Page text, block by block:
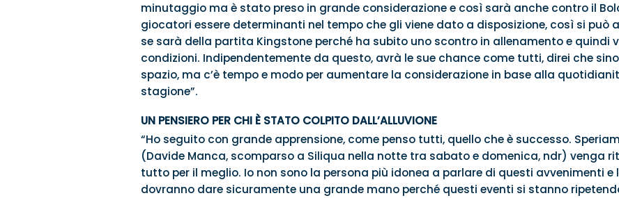
minutaggio ma è stato preso in grande considerazione e così sarà anche contro il
giocatori essere determinanti nel tempo che gli viene dato a disposizione, così si può
se sarà della partita Kingstone perché ha subito uno scontro in allenamento e quindi
condizioni. Indipendentemente da questo, avrà le sue chance come tutti, direi che
spazio, ma c’è tempo e modo per aumentare la considerazione in base alla
stagione”.
UN PENSIERO PER CHI È STATO COLPITO DALL’ALLUVIONE
“Ho seguito con grande apprensione, come penso tutti, quello che è successo.
(Davide Manca, scomparso a Siliqua nella notte tra sabato e domenica, ndr) venga
tutto per il meglio. Io non sono la persona più idonea a parlare di questi avvenimenti e
dovranno dare sicuramente una grande mano perché questi eventi si stanno